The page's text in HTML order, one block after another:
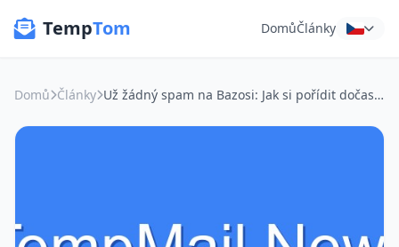
TempTom DomůČlánky
Domů Články Už žádný spam na Bazosi: Jak si pořídit dočasný email a zachovat si zdravý rozum